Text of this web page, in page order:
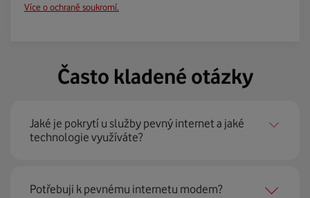
Více o ochraně soukromí.
Často kladené otázky
Jaké je pokrytí u služby pevný internet a jaké
technologie využíváte?
Pevný internet můžeme nabídnout
Potřebuji k pevnému internetu modem?